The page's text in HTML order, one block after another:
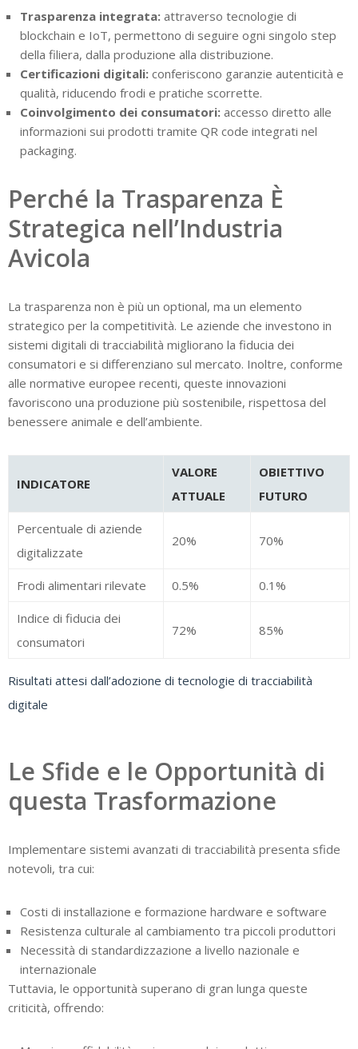
Trasparenza integrata: attraverso tecnologie di
blockchain e IoT, permettono di seguire ogni singolo step
della filiera, dalla produzione alla distribuzione.
Certificazioni digitali: conferiscono garanzie autenticità e
qualità, riducendo frodi e pratiche scorrette.
Coinvolgimento dei consumatori: accesso diretto alle
informazioni sui prodotti tramite QR code integrati nel
packaging.
Perché la Trasparenza È
Strategica nell’Industria
Avicola
La trasparenza non è più un optional, ma un elemento
strategico per la competitività. Le aziende che investono in
sistemi digitali di tracciabilità migliorano la fiducia dei
consumatori e si differenziano sul mercato. Inoltre, conforme
alle normative europee recenti, queste innovazioni
favoriscono una produzione più sostenibile, rispettosa del
benessere animale e dell’ambiente.
Risultati attesi dall’adozione di tecnologie di tracciabilità
digitale
INDICATORE
VALORE
ATTUALE
OBIETTIVO
FUTURO
Percentuale di aziende
digitalizzate
20% 70%
Frodi alimentari rilevate 0.5% 0.1%
Indice di fiducia dei
consumatori
72% 85%
Le Sfide e le Opportunità di
questa Trasformazione
Implementare sistemi avanzati di tracciabilità presenta sfide
notevoli, tra cui:
Costi di installazione e formazione hardware e software
Resistenza culturale al cambiamento tra piccoli produttori
Necessità di standardizzazione a livello nazionale e
internazionale
Tuttavia, le opportunità superano di gran lunga queste
criticità, offrendo: